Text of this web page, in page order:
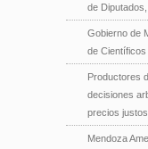
de
Gobierno de
de
Productores
decisiones
precios justos
Mendoza